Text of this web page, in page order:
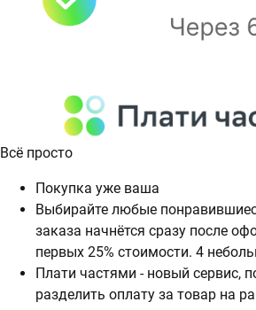
Всё просто
Покупка уже ваша
Выбирайте любые
заказа начнётся сразу после
первых 25% стоимости. 4
Плати частями - новый сервис,
разделить оплату за товар на